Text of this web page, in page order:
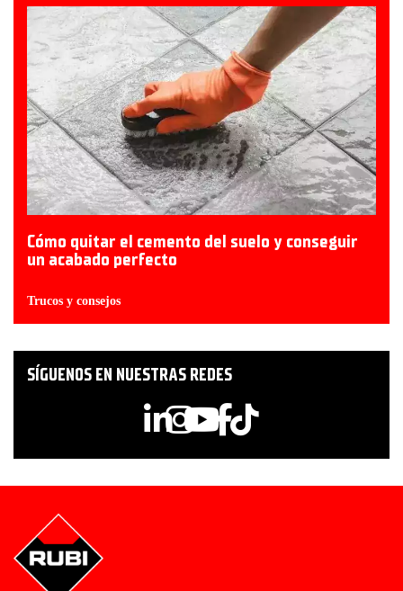
Cómo quitar el cemento del suelo y conseguir
un acabado perfecto
Trucos y consejos
SÍGUENOS EN NUESTRAS REDES